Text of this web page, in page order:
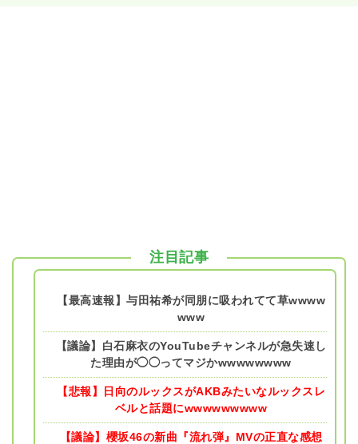
注目記事
【最高速報】与田祐希が同朋に吸われてて草wwww
www
【議論】白石麻衣のYouTubeチャンネルが急失速し
た理由が◯◯ってマジかwwwwwwww
【悲報】日向のルックスがAKBみたいなルックスレ
ベルと話題にwwwwwwwww
【議論】櫻坂46の新曲『流れ弾』MVの正直な感想